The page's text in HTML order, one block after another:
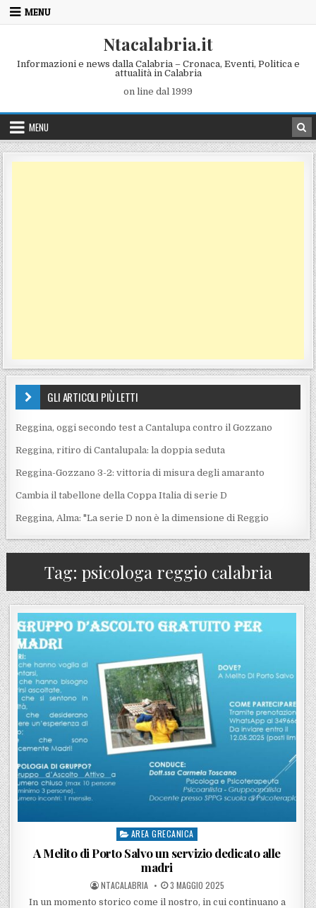
Skip to content
MENU
Ntacalabria.it
Informazioni e news dalla Calabria – Cronaca, Eventi, Politica e
attualità in Calabria
on line dal 1999
MENU
GLI ARTICOLI PIÙ LETTI
Reggina, oggi secondo test a Cantalupa contro il Gozzano
Reggina, ritiro di Cantalupala: la doppia seduta
Reggina-Gozzano 3-2: vittoria di misura degli amaranto
Cambia il tabellone della Coppa Italia di serie D
Reggina, Alma: "La serie D non è la dimensione di Reggio
Tag: psicologa reggio calabria
Posted in
AREA GRECANICA
A Melito di Porto Salvo un servizio dedicato alle
madri
POSTED BY
NTACALABRIA POSTED ON
3 MAGGIO 2025
In un momento storico come il nostro, in cui continuano a